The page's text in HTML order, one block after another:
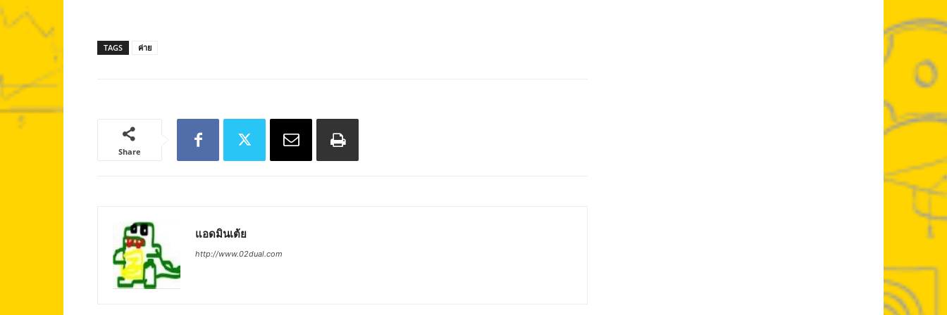
TAGS ค่าย
Share
แอดมินเต้ย
http://www.02dual.com